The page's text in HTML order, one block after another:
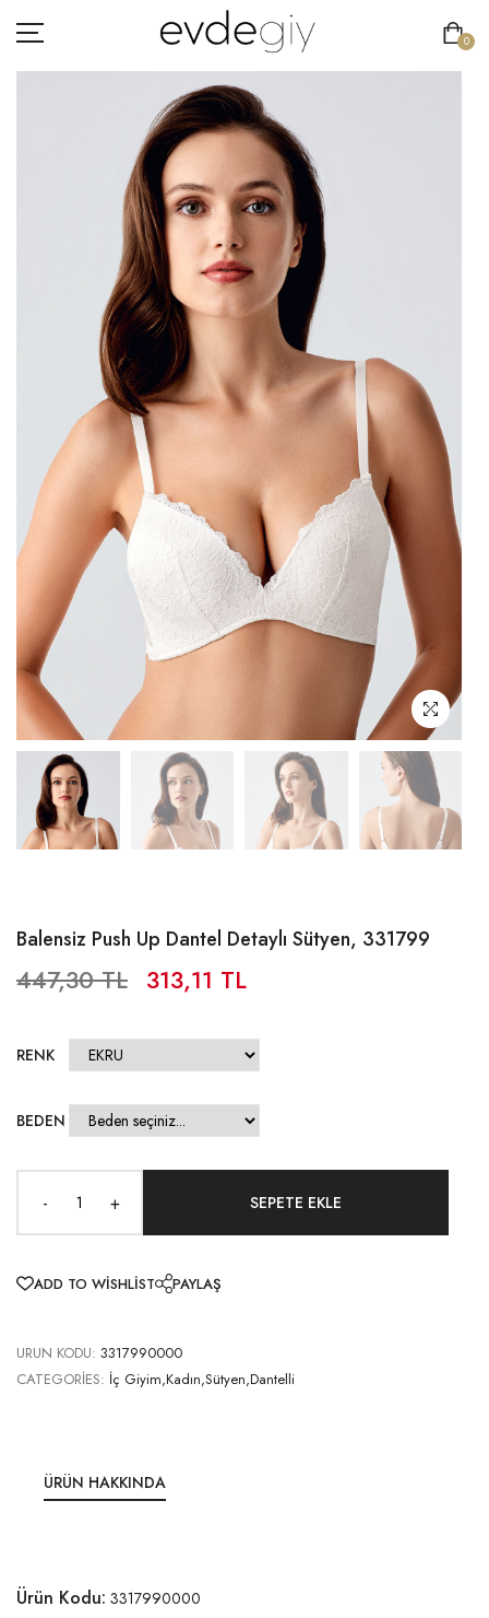
0
HAKKIMIZDA
Balensiz Push Up Dantel Detaylı Sütyen, 331799
447,30 TL 313,11 TL
RENK
BEDEN
- +
ADD TO WISHLIST PAYLAŞ
URUN KODU: 3317990000
CATEGORIES: İç Giyim,Kadın,Sütyen,Dantelli
ÜRÜN HAKKINDA
Ürün Kodu: 3317990000